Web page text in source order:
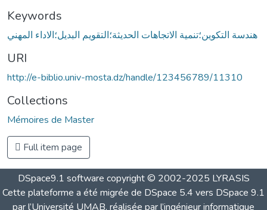
Keywords
هندسة التكوين؛تنمية الاتجاهات الحديثة؛التقويم البديل؛الاداء المهني
URI
http://e-biblio.univ-mosta.dz/handle/123456789/11310
Collections
Mémoires de Master
Full item page
DSpace9.1 software copyright © 2002-2025 LYRASIS
Cette plateforme a été migrée de DSpace 5.4 vers DSpace 9.1
par l’Université UMAB, réalisée par l’ingénieur informatique